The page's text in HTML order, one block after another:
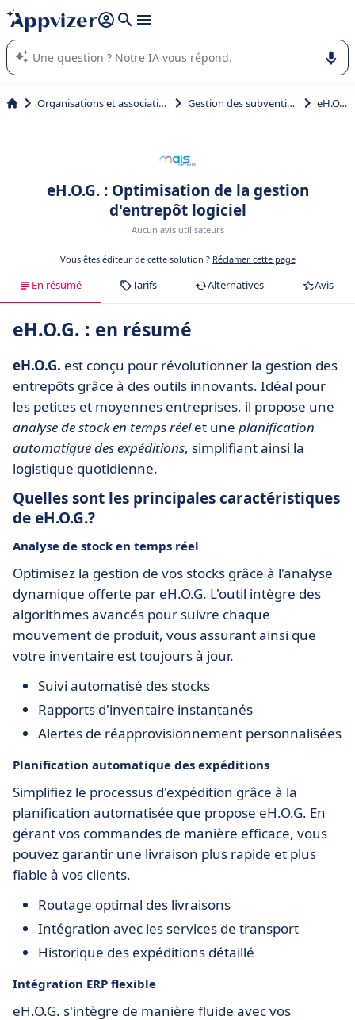
répondre (plusieurs lignes avec
L'IA de Appvizer vous guide dans l'utilisation ou la sélection de
logiciel SaaS en entreprise.
Organisations et associations Gestion des subventions eH.O.G.
eH.O.G. : Optimisation de la gestion
d'entrepôt logiciel
Aucun avis utilisateurs
Vous êtes éditeur de cette solution ? Réclamer cette page
En résumé Tarifs Alternatives Avis
eH.O.G. : en résumé
eH.O.G. est conçu pour révolutionner la gestion des
entrepôts grâce à des outils innovants. Idéal pour
les petites et moyennes entreprises, il propose une
analyse de stock en temps réelet une planification
automatique des expéditions, simplifiant ainsi la
logistique quotidienne.
Quelles sont les principales caractéristiques
de eH.O.G.?
Analyse de stock en temps réel
Optimisez la gestion de vos stocks grâce à l'analyse
dynamique offerte par eH.O.G. L'outil intègre des
algorithmes avancés pour suivre chaque
mouvement de produit, vous assurant ainsi que
votre inventaire est toujours à jour.
Suivi automatisé des stocks
Rapports d'inventaire instantanés
Alertes de réapprovisionnement personnalisées
Planification automatique des expéditions
Simplifiez le processus d'expédition grâce à la
planification automatisée que propose eH.O.G. En
gérant vos commandes de manière efficace, vous
pouvez garantir une livraison plus rapide et plus
fiable à vos clients.
Routage optimal des livraisons
Intégration avec les services de transport
Historique des expéditions détaillé
Intégration ERP flexible
eH.O.G. s'intègre de manière fluide avec vos